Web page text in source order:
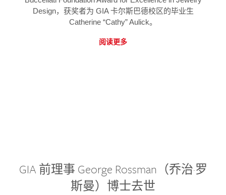
Design，获奖者为 GIA 卡尔斯巴德校区的毕业生
Catherine “Cathy” Aulick。
阅读更多
GIA 前理事 George Rossman（乔治·罗
斯曼）博士去世